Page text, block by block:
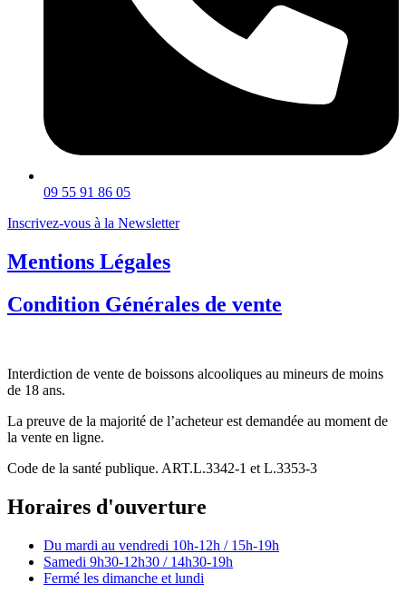
09 55 91 86 05
Inscrivez-vous à la Newsletter
Mentions Légales
Condition Générales de vente
Interdiction de vente de boissons alcooliques au mineurs de moins
de 18 ans.
La preuve de la majorité de l’acheteur est demandée au moment de
la vente en ligne.
Code de la santé publique. ART.L.3342-1 et L.3353-3
Horaires d'ouverture
Du mardi au vendredi 10h-12h / 15h-19h
Samedi 9h30-12h30 / 14h30-19h
Fermé les dimanche et lundi